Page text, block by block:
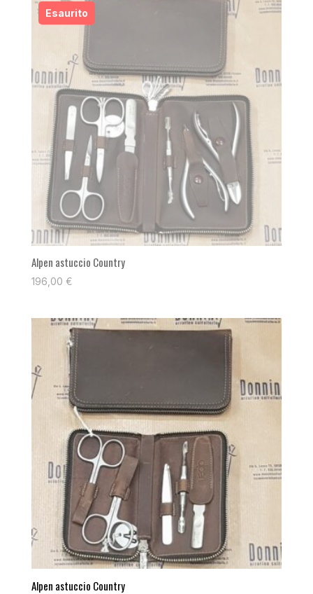
Alpen astuccio Country
196,00 €
Alpen astuccio Country